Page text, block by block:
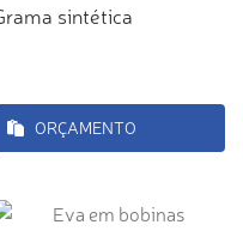
sintética
ORÇAMENTO